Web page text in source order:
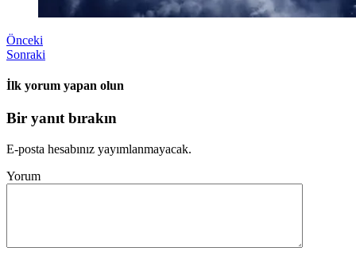
Önceki
Sonraki
İlk yorum yapan olun
Bir yanıt bırakın
E-posta hesabınız yayımlanmayacak.
Yorum